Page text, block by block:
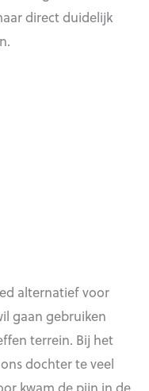
direct duidelijk
alternatief voor
gaan gebruiken
terrein. Bij het
dochter te veel
kwam de pijn in de